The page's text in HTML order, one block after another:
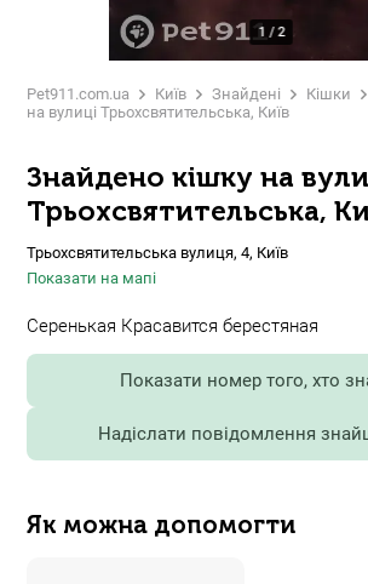
1 /2
Pet911.com.ua Київ Знайдені Кішки
на вулиці Трьохсвятительська, Київ
Знайдено кішку на
Трьохсвятительська,
Трьохсвятительська вулиця, 4, Київ
Показати на мапі
Серенькая Красавится берестяная
Показати номер того, хто
Надіслати повідомлення
Як можна допомогти